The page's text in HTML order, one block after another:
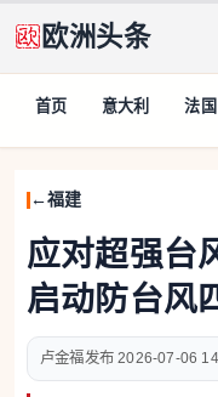
欧洲头条
首页 意大利 法国
福建
应对超强台
启动防台风
卢金福 2026-07-06